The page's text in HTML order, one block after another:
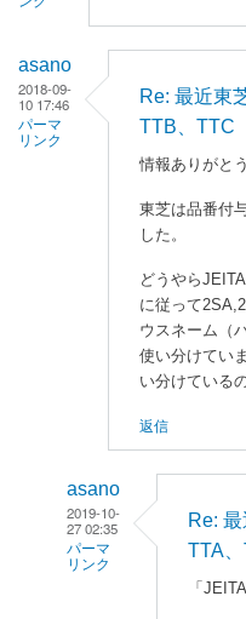
asano
2018-09-
10 17:46
パーマ
リンク
Re: 最近東
TTB、TTC
情報ありがと
東芝は品番付
した。
どうやら
に従って
ウスネーム（
使い分けてい
い分けている
返信
asano
2019-10-
27 02:35
パーマ
リンク
Re:
TTA
「